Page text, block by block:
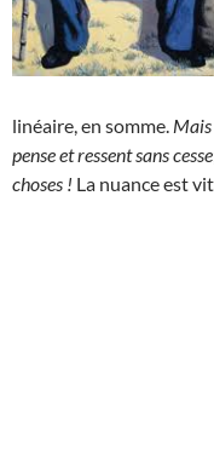
linéaire, en somme. Mais
pense et ressent sans cesse
choses ! La nuance est